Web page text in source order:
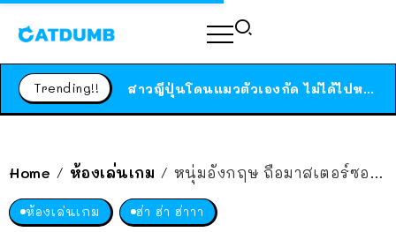
Trending!! ได้เวลาเด็กหนวดรวมตัว RF Online Next เปิดให้เล่นแล้ว เกม Sci-Fi MMORPG ระดับตำนาน เล่นได้ทั้งมือถือและ PC
Home / ห้องเล่นเกม / หนุ่มอังกฤษ ถือมาสเตอร์ซอร์ด ในที่สาธารณะ โดนโทษจำคุก 4 เดือน
ห้องเล่นเกม ฮ่า ฮ่า ฮ่าาา